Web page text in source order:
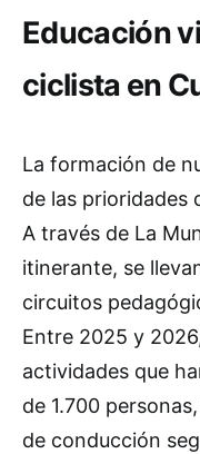
Educación
ciclista en
La formación de
de las prioridades
A través de La
itinerante, se
circuitos
Entre 2025 y
actividades que
de 1.700
de conducción